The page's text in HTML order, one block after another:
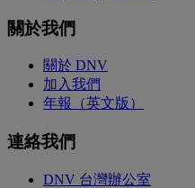
關於我們
關於 DNV
加入我們
年報（英文版）
連絡我們
DNV 台灣辦公室